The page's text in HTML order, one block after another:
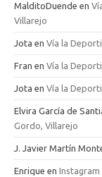
MalditoDuende en
Villarejo
Jota en Vía la
Fran en Vía la
Jota en Vía la
Elvira García de
Gordo, Villarejo
J. Javier Martín
Enrique en Instagram